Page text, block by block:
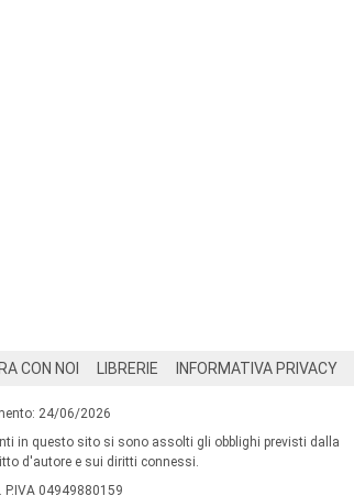
CON NOI LIBRERIE INFORMATIVA PRIVACY
24/06/2026
in questo sito si sono assolti gli obblighi previsti dalla
d'autore e sui diritti connessi.
P.IVA 04949880159